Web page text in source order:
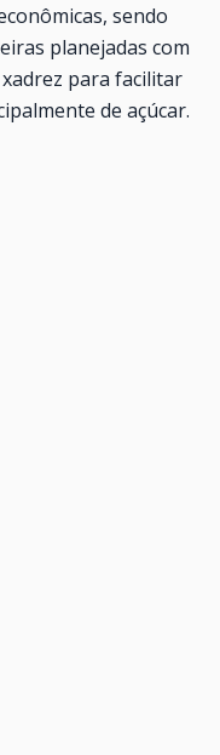
sendo
planejadas com
para facilitar
de açúcar.